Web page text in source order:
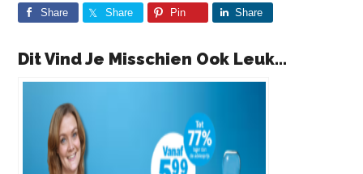
Share Share Pin Share
Dit Vind Je Misschien Ook Leuk...